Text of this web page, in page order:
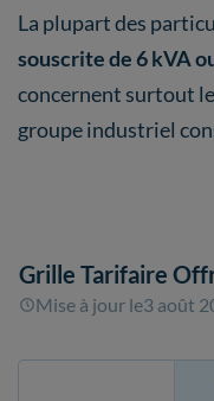
La plupart des
souscrite de 6 kVA
concernent surtout
groupe industriel
Grille Tarifaire
Mise à jour le3 août